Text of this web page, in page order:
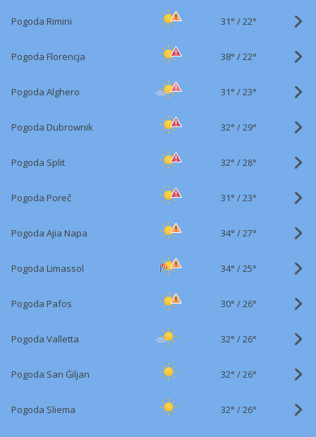
Pogoda Rimini 31° /22°
Pogoda Florencja 38° /22°
Pogoda Alghero 31° /23°
Pogoda Dubrownik 32° /29°
Pogoda Split 32° /28°
Pogoda Poreč 31° /23°
Pogoda Ajia Napa 34° /27°
Pogoda Limassol 34° /25°
Pogoda Pafos 30° /26°
Pogoda Valletta 32° /26°
Pogoda San Ġiljan 32° /26°
Pogoda Sliema 32° /26°